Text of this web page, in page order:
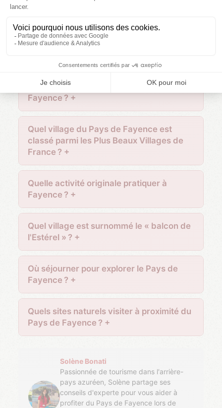
galeries d'art.
FAQ - Le pays de Fayence
Combien de villages compte le Pays de
Fayence ?
Quel village du Pays de Fayence est
classé parmi les Plus Beaux Villages de
France ?
Quelle activité originale pratiquer à
Fayence ?
Quel village est surnommé le « balcon de
l'Estérel » ?
Où séjourner pour explorer le Pays de
Fayence ?
Quels sites naturels visiter à proximité du
Pays de Fayence ?
Solène Bonati
Passionnée de tourisme dans l'arrière-
pays azuréen, Solène partage ses
conseils d'experte pour vous aider à
profiter du Pays de Fayence lors de